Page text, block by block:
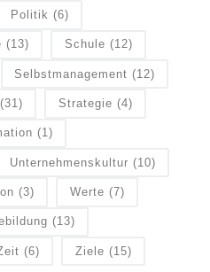
Politik (6)
(13) Schule (12)
Selbstmanagement (12)
(31) Strategie (4)
(1)
Unternehmenskultur (10)
(3) Werte (7)
(13)
(6) Ziele (15)